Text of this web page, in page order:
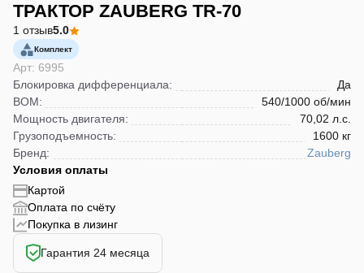
ТРАКТОР ZAUBERG TR-70
1 отзыв5.0
Комплект
Арт: 6995
Блокировка дифференциала:
Да
ВОМ:
540/1000 об/мин
Мощность двигателя:
70,02 л.с.
Грузоподъемность:
1600 кг
Бренд:
Zauberg
Условия оплаты
Картой
Оплата по счёту
Покупка в лизинг
Гарантия 24 месяца